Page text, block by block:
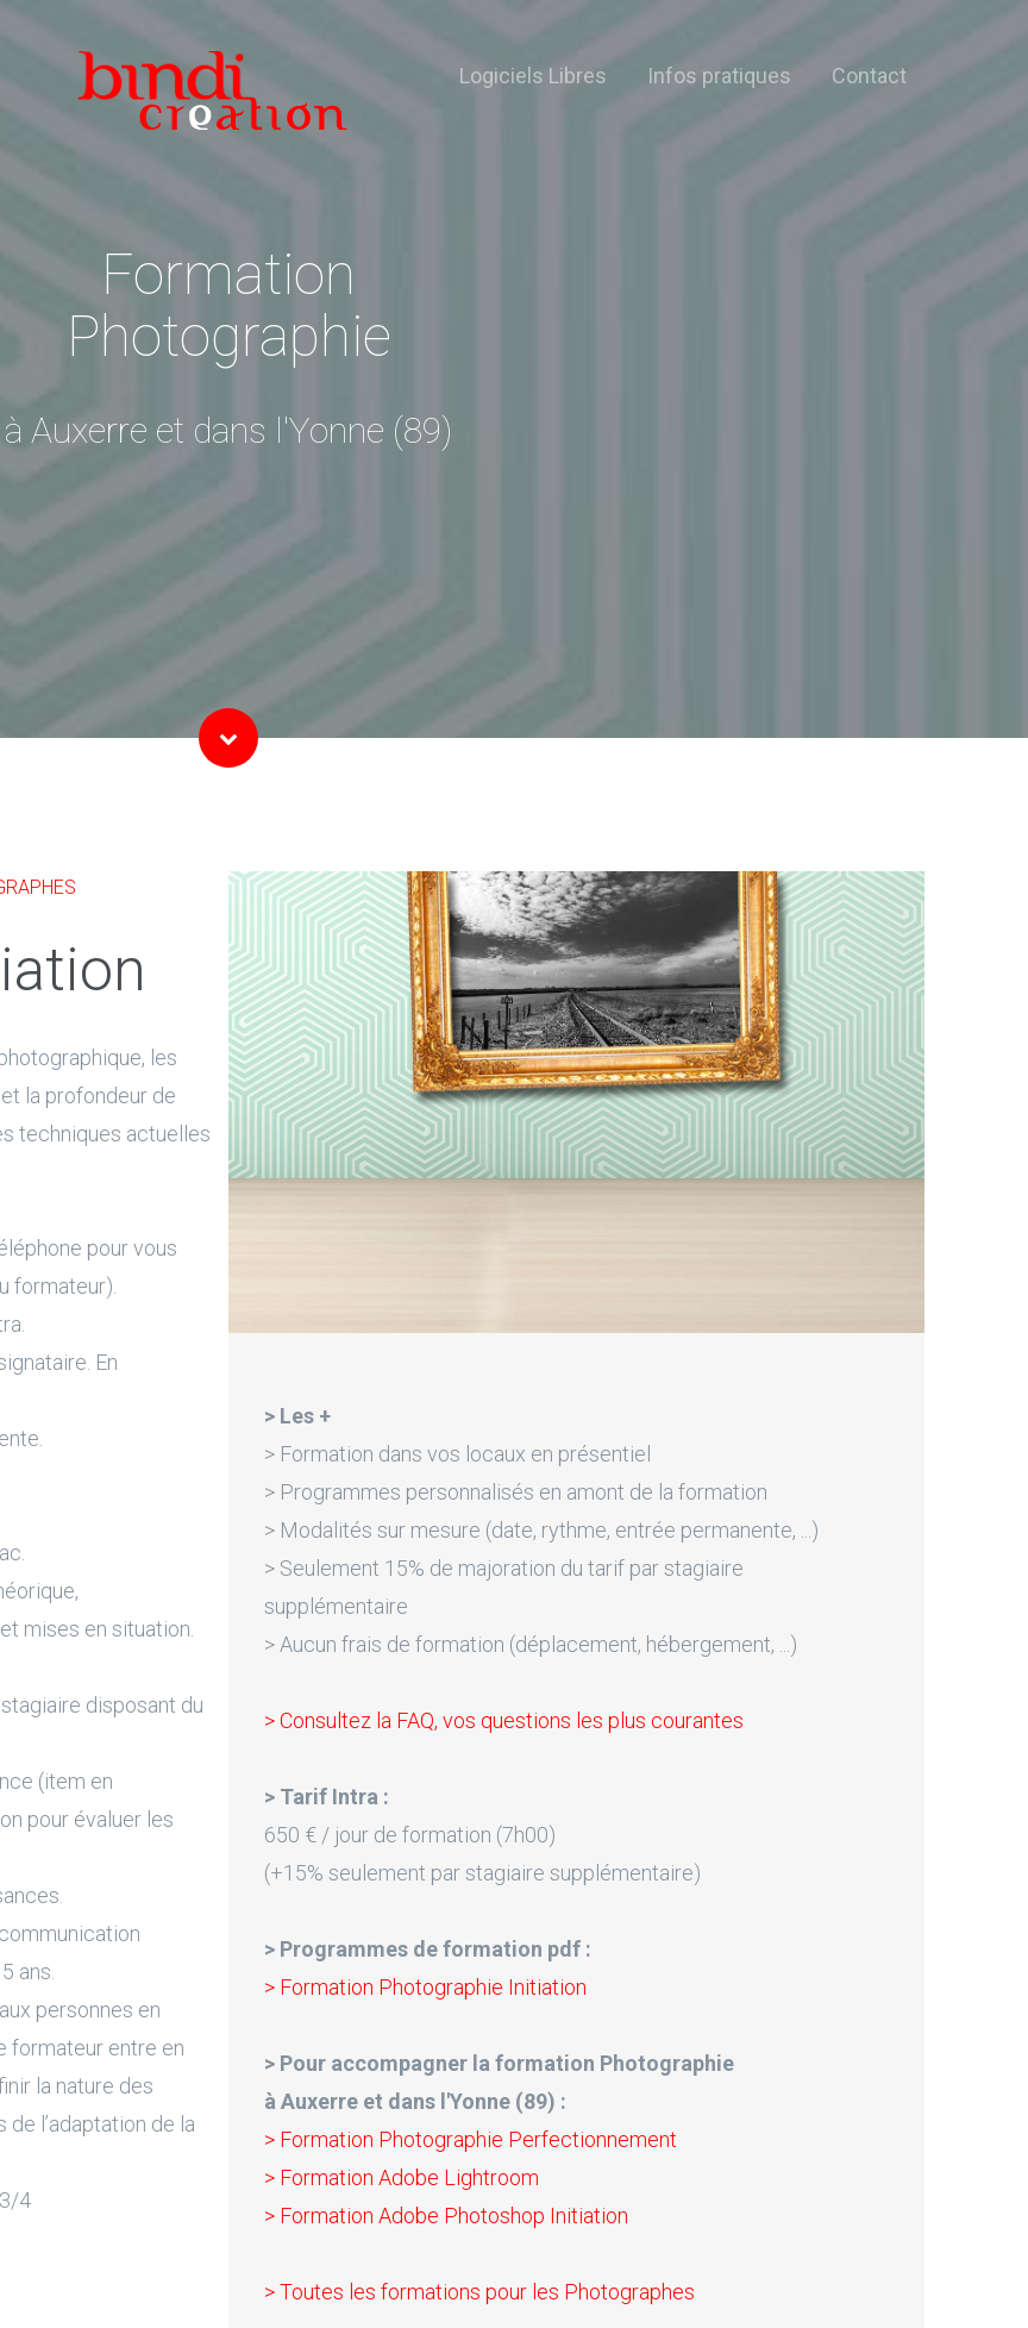
Logiciels Libres Infos pratiques Contact
Formation
Photographie
à Auxerre et dans l'Yonne (89)
les
la profondeur de
techniques actuelles
pour vous
formateur).
En
mises en situation.
disposant du
(item en
pour évaluer les
ans.
personnes en
formateur entre en
la nature des
l’adaptation de la
4
> Les +
> Formation dans vos locaux en présentiel
> Programmes personnalisés en amont de la formation
> Modalités sur mesure (date, rythme, entrée permanente, ...)
> Seulement 15% de majoration du tarif par stagiaire
supplémentaire
> Aucun frais de formation (déplacement, hébergement, ...)
> Consultez la FAQ, vos questions les plus courantes
> Tarif Intra :
650 € / jour de formation (7h00)
(+15% seulement par stagiaire supplémentaire)
> Programmes de formation pdf :
> Formation Photographie Initiation
> Pour accompagner la formation Photographie
à Auxerre et dans l'Yonne (89) :
> Formation Photographie Perfectionnement
> Formation Adobe Lightroom
> Formation Adobe Photoshop Initiation
> Toutes les formations pour les Photographes